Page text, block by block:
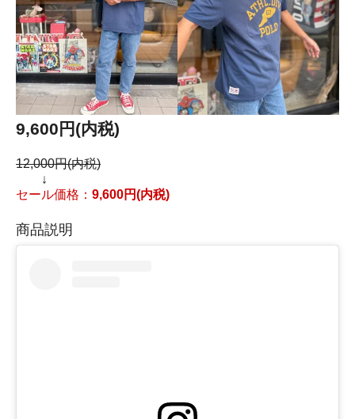
9,600円(内税)
12,000円(内税)
↓
セール価格： 9,600円(内税)
商品説明